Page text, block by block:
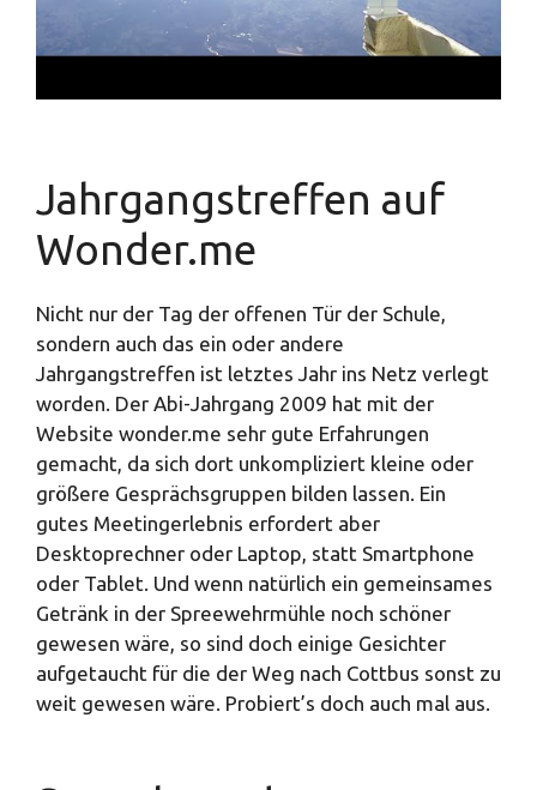
Jahrgangstreffen auf
Wonder.me
Nicht nur der Tag der offenen Tür der Schule,
sondern auch das ein oder andere
Jahrgangstreffen ist letztes Jahr ins Netz verlegt
worden. Der Abi-Jahrgang 2009 hat mit der
Website wonder.me sehr gute Erfahrungen
gemacht, da sich dort unkompliziert kleine oder
größere Gesprächsgruppen bilden lassen. Ein
gutes Meetingerlebnis erfordert aber
Desktoprechner oder Laptop, statt Smartphone
oder Tablet. Und wenn natürlich ein gemeinsames
Getränk in der Spreewehrmühle noch schöner
gewesen wäre, so sind doch einige Gesichter
aufgetaucht für die der Weg nach Cottbus sonst zu
weit gewesen wäre. Probiert’s doch auch mal aus.